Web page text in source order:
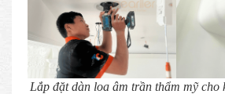
Lắp đặt dàn loa âm trần thẩm mỹ cho